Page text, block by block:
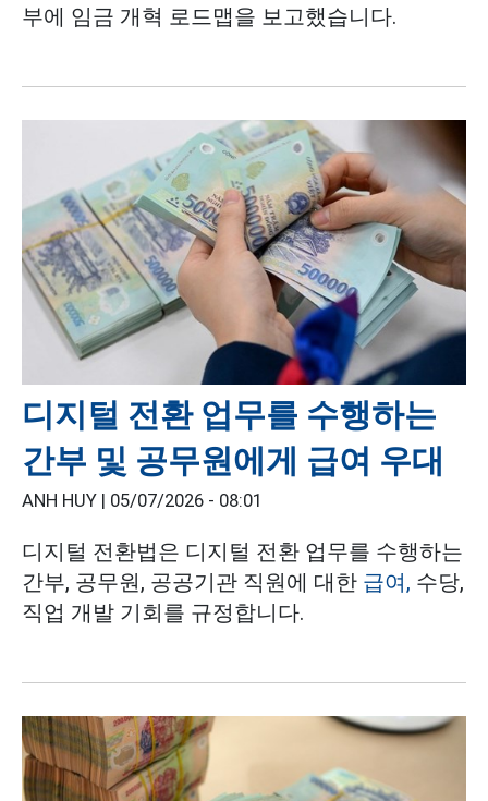
부에 임금 개혁 로드맵을 보고했습니다.
디지털 전환 업무를 수행하는
간부 및 공무원에게 급여 우대
ANH HUY | 05/07/2026 - 08:01
디지털 전환법은 디지털 전환 업무를 수행하는
간부, 공무원, 공공기관 직원에 대한 급여, 수당,
직업 개발 기회를 규정합니다.